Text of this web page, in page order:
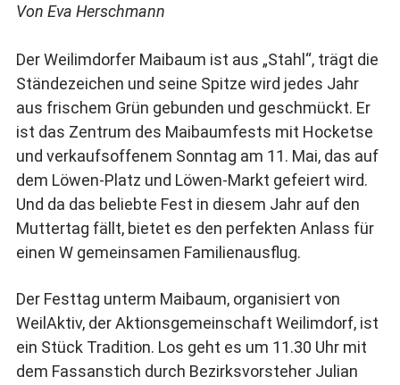
Von Eva Herschmann
Der Weilimdorfer Maibaum ist aus „Stahl“, trägt die
Ständezeichen und seine Spitze wird jedes Jahr
aus frischem Grün gebunden und geschmückt. Er
ist das Zentrum des Maibaumfests mit Hocketse
und verkaufsoffenem Sonntag am 11. Mai, das auf
dem Löwen-Platz und Löwen-Markt gefeiert wird.
Und da das beliebte Fest in diesem Jahr auf den
Muttertag fällt, bietet es den perfekten Anlass für
einen W gemeinsamen Familienausflug.
Der Festtag unterm Maibaum, organisiert von
WeilAktiv, der Aktionsgemeinschaft Weilimdorf, ist
ein Stück Tradition. Los geht es um 11.30 Uhr mit
dem Fassanstich durch Bezirksvorsteher Julian